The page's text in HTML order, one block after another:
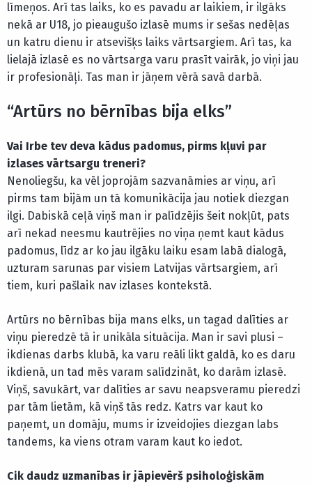
līmeņos. Arī tas laiks, ko es pavadu ar laikiem, ir ilgāks
nekā ar U18, jo pieaugušo izlasē mums ir sešas nedēļas
un katru dienu ir atsevišķs laiks vārtsargiem. Arī tas, ka
lielajā izlasē es no vārtsarga varu prasīt vairāk, jo viņi jau
ir profesionāļi. Tas man ir jāņem vērā savā darbā.
“Artūrs no bērnības bija elks”
Vai Irbe tev deva kādus padomus, pirms kļuvi par
izlases vārtsargu treneri?
Nenoliegšu, ka vēl joprojām sazvanāmies ar viņu, arī
pirms tam bijām un tā komunikācija jau notiek diezgan
ilgi. Dabiskā ceļā viņš man ir palīdzējis šeit nokļūt, pats
arī nekad neesmu kautrējies no viņa ņemt kaut kādus
padomus, līdz ar ko jau ilgāku laiku esam labā dialogā,
uzturam sarunas par visiem Latvijas vārtsargiem, arī
tiem, kuri pašlaik nav izlases kontekstā.
Artūrs no bērnības bija mans elks, un tagad dalīties ar
viņu pieredzē tā ir unikāla situācija. Man ir savi plusi –
ikdienas darbs klubā, ka varu reāli likt galdā, ko es daru
ikdienā, un tad mēs varam salīdzināt, ko darām izlasē.
Viņš, savukārt, var dalīties ar savu neapsveramu pieredzi
par tām lietām, kā viņš tās redz. Katrs var kaut ko
paņemt, un domāju, mums ir izveidojies diezgan labs
tandems, ka viens otram varam kaut ko iedot.
Cik daudz uzmanības ir jāpievērš psiholoģiskām